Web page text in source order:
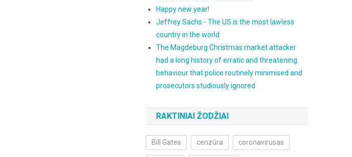
Happy new year!
Jeffrey Sachs - The US is the most lawless
country in the world
The Magdeburg Christmas market attacker
had a long history of erratic and threatening
behaviour that police routinely minimised and
prosecutors studiously ignored
RAKTINIAI ŽODŽIAI
Bill Gates cenzūra coronavirusas